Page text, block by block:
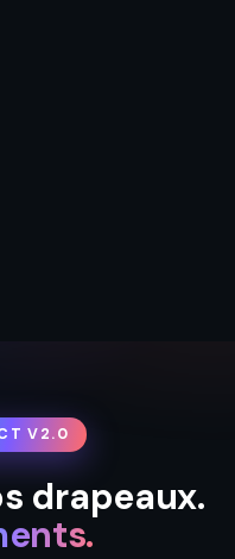
V2.0
drapeaux.